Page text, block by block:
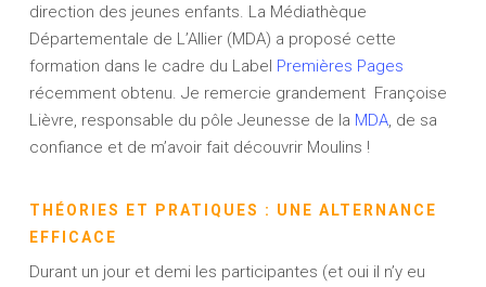
direction des jeunes enfants. La Médiathèque
Départementale de L’Allier (MDA) a proposé cette
formation dans le cadre du Label Premières Pages
récemment obtenu. Je remercie grandement Françoise
Lièvre, responsable du pôle Jeunesse de la MDA, de sa
confiance et de m’avoir fait découvrir Moulins !
THÉORIES ET PRATIQUES : UNE ALTERNANCE
EFFICACE
Durant un jour et demi les participantes (et oui il n’y eu